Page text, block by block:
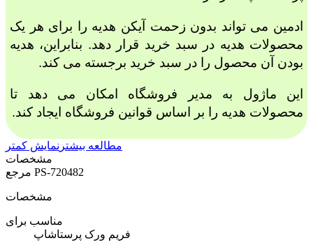
ادمین می تواند بدون زحمت آیکن هدیه را برای هر یک
محصولات هدیه در سبد خرید قرار دهد. بنابراین، هدیه
بودن آن محصول را در سبد خرید برجسته می کند.
این ماژول به مدیر فروشگاه امکان می دهد تا
محصولات هدیه را بر اساس قوانین فروشگاه ایجاد کند.
مطالعه بیشتر نمایش کمتر
مشخصات
PS-720482
مشخصات
مناسب برای
فریم ورک پرستاشاپ